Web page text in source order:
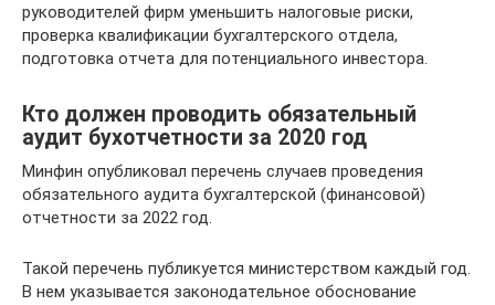
руководителей фирм уменьшить налоговые риски,
проверка квалификации бухгалтерского отдела,
подготовка отчета для потенциального инвестора.
Кто должен проводить обязательный
аудит бухотчетности за 2020 год
Минфин опубликовал перечень случаев проведения
обязательного аудита бухгалтерской (финансовой)
отчетности за 2022 год.
Такой перечень публикуется министерством каждый год.
В нем указывается законодательное обоснование